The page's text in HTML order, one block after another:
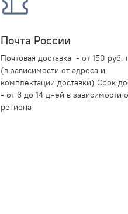
Почта России
Почтовая доставка - от 150 руб.
(в зависимости от адреса и
комплектации доставки) Срок
- от 3 до 14 дней в зависимости
региона